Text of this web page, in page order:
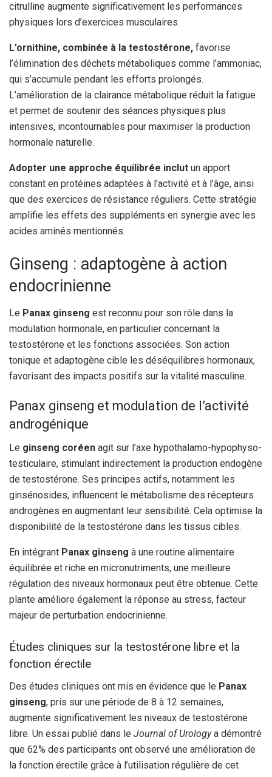
citrulline augmente significativement les performances
physiques lors d’exercices musculaires.
L’ornithine, combinée à la testostérone, favorise
l’élimination des déchets métaboliques comme l’ammoniac,
qui s’accumule pendant les efforts prolongés.
L’amélioration de la clairance métabolique réduit la fatigue
et permet de soutenir des séances physiques plus
intensives, incontournables pour maximiser la production
hormonale naturelle.
Adopter une approche équilibrée inclut un apport
constant en protéines adaptées à l’activité et à l’âge, ainsi
que des exercices de résistance réguliers. Cette stratégie
amplifie les effets des suppléments en synergie avec les
acides aminés mentionnés.
Ginseng : adaptogène à action
endocrinienne
Le Panax ginseng est reconnu pour son rôle dans la
modulation hormonale, en particulier concernant la
testostérone et les fonctions associées. Son action
tonique et adaptogène cible les déséquilibres hormonaux,
favorisant des impacts positifs sur la vitalité masculine.
Panax ginseng et modulation de l’activité
androgénique
Le ginseng coréen agit sur l’axe hypothalamo-hypophyso-
testiculaire, stimulant indirectement la production endogène
de testostérone. Ses principes actifs, notamment les
ginsénosides, influencent le métabolisme des récepteurs
androgènes en augmentant leur sensibilité. Cela optimise la
disponibilité de la testostérone dans les tissus cibles.
En intégrant Panax ginseng à une routine alimentaire
équilibrée et riche en micronutriments, une meilleure
régulation des niveaux hormonaux peut être obtenue. Cette
plante améliore également la réponse au stress, facteur
majeur de perturbation endocrinienne.
Études cliniques sur la testostérone libre et la
fonction érectile
Des études cliniques ont mis en évidence que le Panax
ginseng, pris sur une période de 8 à 12 semaines,
augmente significativement les niveaux de testostérone
libre. Un essai publié dans le Journal of Urologya démontré
que 62% des participants ont observé une amélioration de
la fonction érectile grâce à l’utilisation régulière de cet